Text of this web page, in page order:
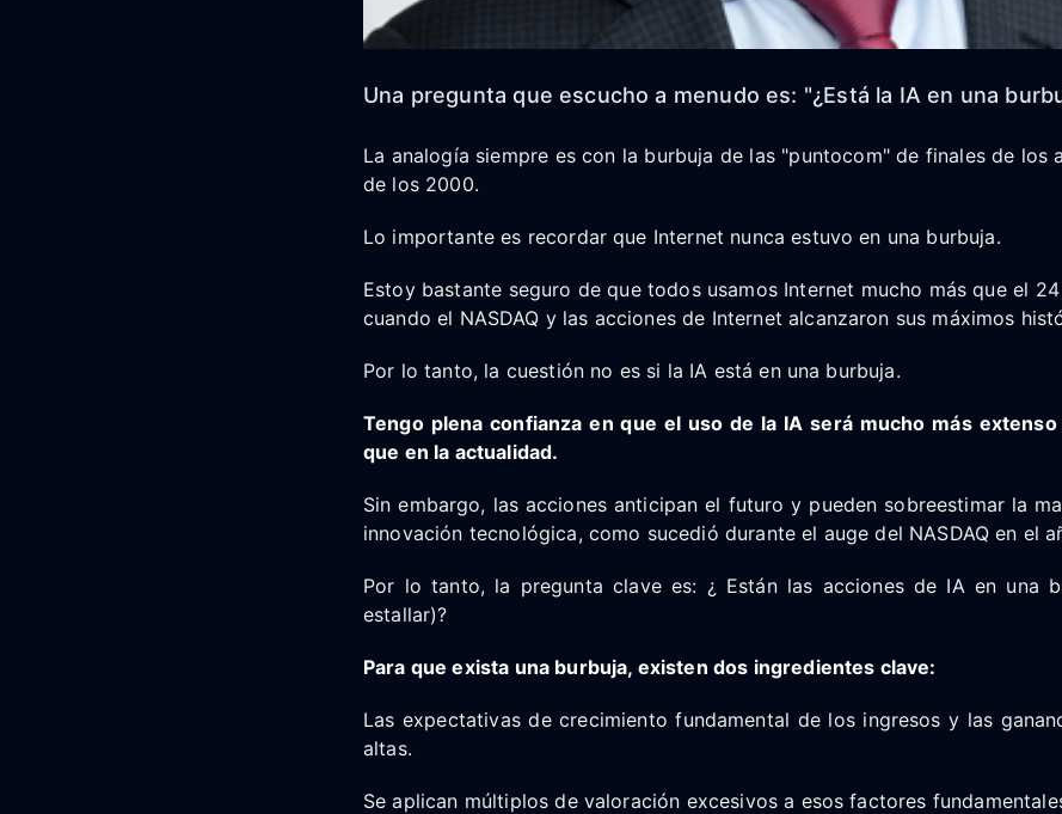
Una pregunta que escucho a menudo es: "¿Está la IA en una
La analogía siempre es con la burbuja de las "puntocom" de finales de los
de los 2000.
Lo importante es recordar que Internet nunca estuvo en una burbuja.
Estoy bastante seguro de que todos usamos Internet mucho más que el
cuando el NASDAQ y las acciones de Internet alcanzaron sus máximos
Por lo tanto, la cuestión no es si la IA está en una burbuja.
Tengo plena confianza en que el uso de la IA será mucho más
que en la actualidad.
Sin embargo, las acciones anticipan el futuro y pueden sobreestimar la
innovación tecnológica, como sucedió durante el auge del NASDAQ en el
Por lo tanto, la pregunta clave es: ¿ Están las acciones de IA en una
estallar)?
Para que exista una burbuja, existen dos ingredientes clave:
Las expectativas de crecimiento fundamental de los ingresos y las
altas.
Se aplican múltiplos de valoración excesivos a esos factores